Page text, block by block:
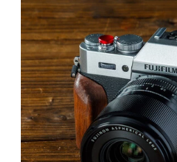
увеличивает габариты